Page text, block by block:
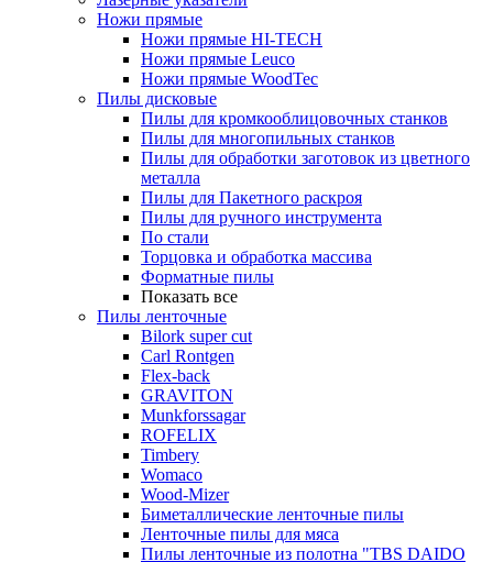
Ножи прямые
Ножи прямые HI-TECH
Ножи прямые Leuco
Ножи прямые WoodTec
Пилы дисковые
Пилы для кромкооблицовочных станков
Пилы для многопильных станков
Пилы для обработки заготовок из цветного
металла
Пилы для Пакетного раскроя
Пилы для ручного инструмента
По стали
Торцовка и обработка массива
Форматные пилы
Показать все
Пилы ленточные
Bilork super cut
Carl Rontgen
Flex-back
GRAVITON
Munkforssagar
ROFELIX
Timbery
Womaco
Wood-Mizer
Биметаллические ленточные пилы
Ленточные пилы для мяса
Пилы ленточные из полотна "TBS DAIDO